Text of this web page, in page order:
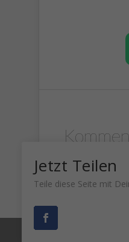
Deine E-
nicht
Jetzt Teilen
Teile diese Seite mit